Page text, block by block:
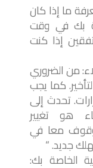
ما إذا كان
بك في وقت
إذا كنت
من الضروري
كما يجب
تحدث إلى
هو تغيير
معا في
جديد. “
الخاصة بك: